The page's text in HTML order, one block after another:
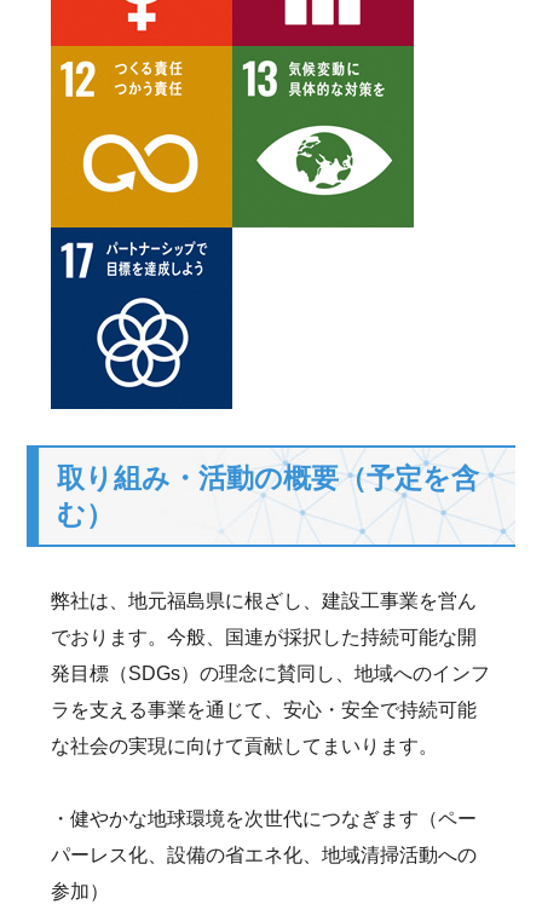
取り組み・活動の概要（予定を含
む）
弊社は、地元福島県に根ざし、建設工事業を営ん
でおります。今般、国連が採択した持続可能な開
発目標（SDGs）の理念に賛同し、地域へのインフ
ラを支える事業を通じて、安心・安全で持続可能
な社会の実現に向けて貢献してまいります。
・健やかな地球環境を次世代につなぎます（ペー
パーレス化、設備の省エネ化、地域清掃活動への
参加）